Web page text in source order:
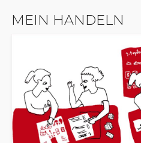
MEIN HANDELN